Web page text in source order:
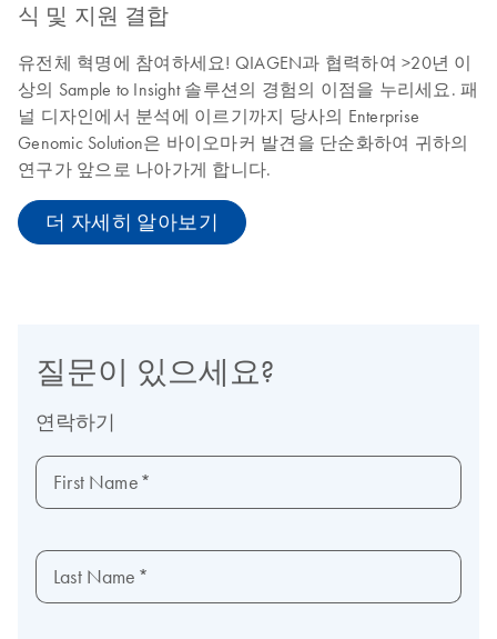
식 및 지원 결합
유전체 혁명에 참여하세요! QIAGEN과 협력하여 >20년 이
상의 Sample to Insight 솔루션의 경험의 이점을 누리세요. 패
널 디자인에서 분석에 이르기까지 당사의 Enterprise
Genomic Solution은 바이오마커 발견을 단순화하여 귀하의
연구가 앞으로 나아가게 합니다.
더 자세히 알아보기